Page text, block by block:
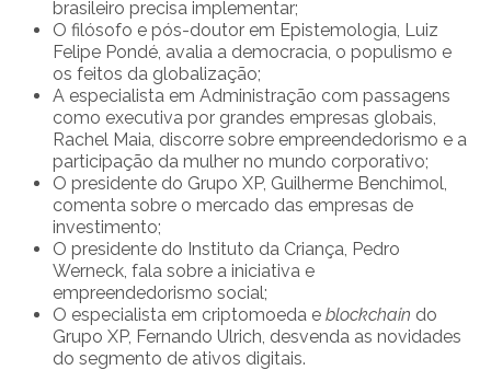
brasileiro precisa implementar;
O filósofo e pós-doutor em Epistemologia, Luiz
Felipe Pondé, avalia a democracia, o populismo e
os feitos da globalização;
A especialista em Administração com passagens
como executiva por grandes empresas globais,
Rachel Maia, discorre sobre empreendedorismo e a
participação da mulher no mundo corporativo;
O presidente do Grupo XP, Guilherme Benchimol,
comenta sobre o mercado das empresas de
investimento;
O presidente do Instituto da Criança, Pedro
Werneck, fala sobre a iniciativa e
empreendedorismo social;
O especialista em criptomoeda e blockchain do
Grupo XP, Fernando Ulrich, desvenda as novidades
do segmento de ativos digitais.